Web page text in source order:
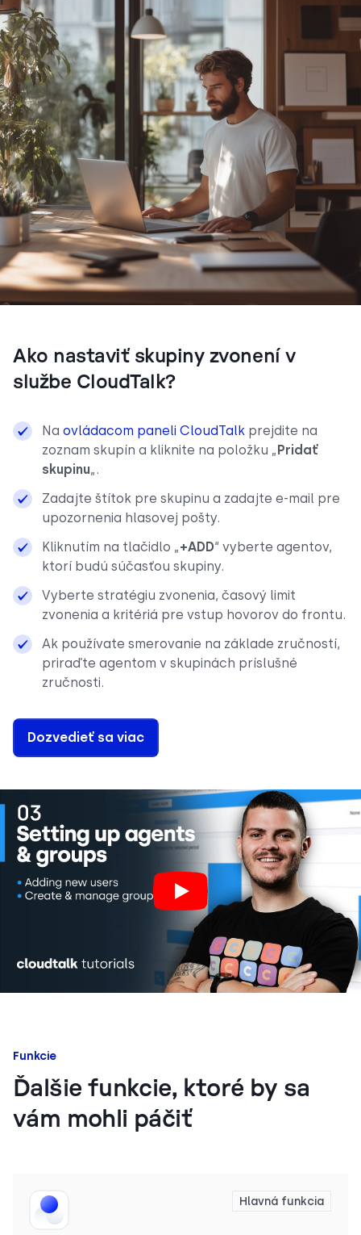
Ako nastaviť skupiny zvonení v
službe CloudTalk?
Na ovládacom paneli CloudTalk prejdite na
zoznam skupín a kliknite na položku „Pridať
skupinu„.
Zadajte štítok pre skupinu a zadajte e-mail pre
upozornenia hlasovej pošty.
Kliknutím na tlačidlo „+ADD“ vyberte agentov,
ktorí budú súčasťou skupiny.
Vyberte stratégiu zvonenia, časový limit
zvonenia a kritériá pre vstup hovorov do frontu.
Ak používate smerovanie na základe zručností,
priraďte agentom v skupinách príslušné
zručnosti.
Dozvedieť sa viac
Funkcie
Ďalšie funkcie, ktoré by sa
vám mohli páčiť
Hlavná funkcia